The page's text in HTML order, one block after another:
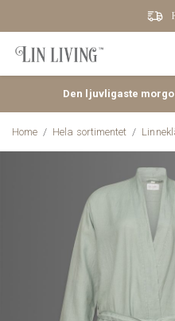
Hoppa
till
Den ljuvligaste
Home / Hela sortimentet /